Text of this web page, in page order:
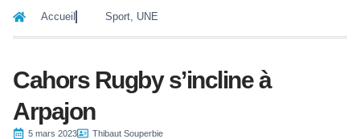
Accueil Sport, UNE
Cahors Rugby s’incline à
Arpajon
5 mars 2023 Thibaut Souperbie